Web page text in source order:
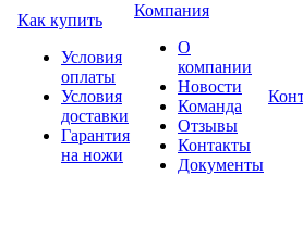
Как купить
Условия
оплаты
Условия
доставки
Гарантия
на ножи
Компания
О
компании
Новости
Команда
Отзывы
Контакты
Документы